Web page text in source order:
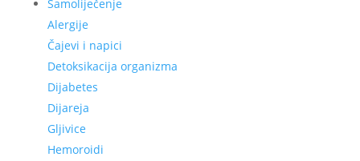
Samoliječenje
Alergije
Čajevi i napici
Detoksikacija organizma
Dijabetes
Dijareja
Gljivice
Hemoroidi